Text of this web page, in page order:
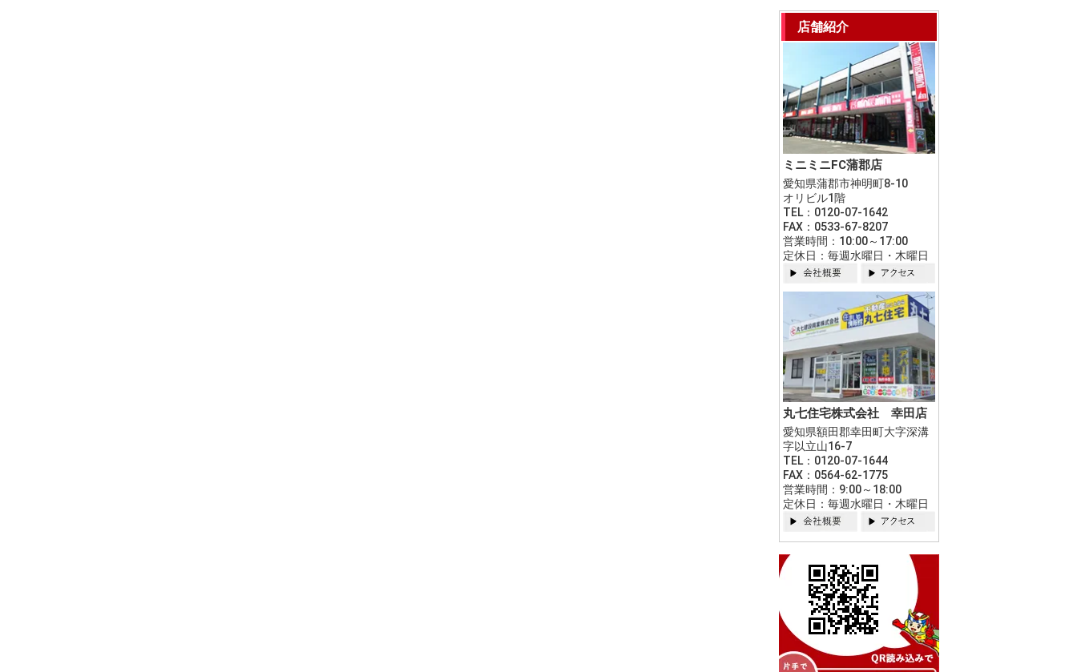
店舗紹介
ミニミニFC蒲郡店
愛知県蒲郡市神明町8-10
オリビル1階
TEL：0120-07-1642
FAX：0533-67-8207
営業時間：10:00～17:00
定休日：毎週水曜日・木曜日
丸七住宅株式会社 幸田店
愛知県額田郡幸田町大字深溝
字以立山16-7
TEL：0120-07-1644
FAX：0564-62-1775
営業時間：9:00～18:00
定休日：毎週水曜日・木曜日